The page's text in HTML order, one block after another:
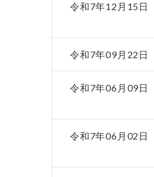
令和7年12月15日
令和7年09月22日
令和7年06月09日
令和7年06月02日